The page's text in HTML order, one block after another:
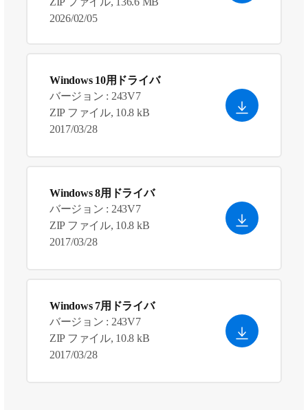
2026/02/05
Windows 10用ドライバ
バージョン : 243V7
ZIP ファイル, 10.8 kB
2017/03/28
Windows 8用ドライバ
バージョン : 243V7
ZIP ファイル, 10.8 kB
2017/03/28
Windows 7用ドライバ
バージョン : 243V7
ZIP ファイル, 10.8 kB
2017/03/28